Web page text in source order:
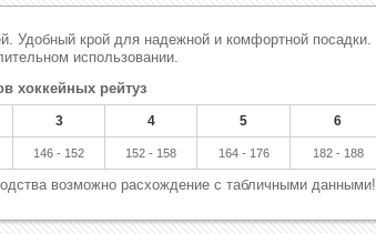
Удобный крой для надежной и комфортной посадки.
использовании.
хоккейных рейтуз
3 4 5 6
146 - 152 152 - 158 164 - 176 182 - 188
возможно расхождение с табличными данными!